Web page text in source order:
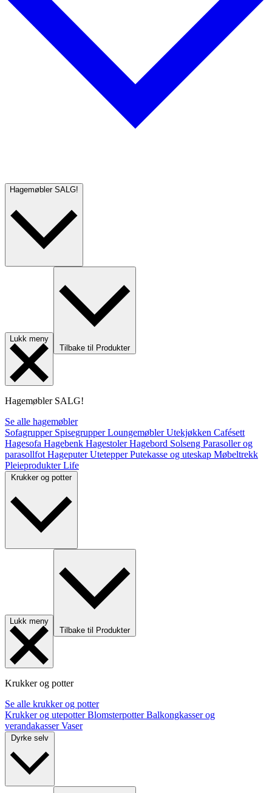
Hagemøbler SALG!
Lukk meny
Tilbake til Produkter
Hagemøbler SALG!
Se alle hagemøbler
Sofagrupper SpisegrupperLoungemøblerUtekjøkken Cafésett
Hagesofa Hagebenk HagestolerHagebord Solseng Parasoller og
parasollfot HageputerUtetepperPutekasse og uteskap Møbeltrekk
PleieprodukterLife
Krukker og potter
Lukk meny
Tilbake til Produkter
Krukker og potter
Se alle krukker og potter
Krukker og utepotterBlomsterpotterBalkongkasser og
verandakasserVaser